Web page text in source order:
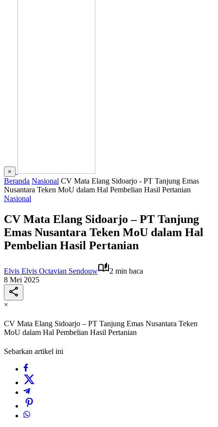
×
Beranda Nasional CV Mata Elang Sidoarjo - PT Tanjung Emas
Nusantara Teken MoU dalam Hal Pembelian Hasil Pertanian
Nasional
CV Mata Elang Sidoarjo – PT Tanjung
Emas Nusantara Teken MoU dalam Hal
Pembelian Hasil Pertanian
Elvis Elvis Octavian Sendouw
2 min baca
8 Mei 2025
×
CV Mata Elang Sidoarjo – PT Tanjung Emas Nusantara Teken
MoU dalam Hal Pembelian Hasil Pertanian
Sebarkan artikel ini